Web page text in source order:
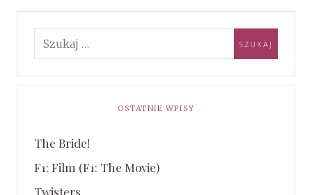
OSTATNIE WPISY
The Bride!
F1: Film (F1: The Movie)
Twisters